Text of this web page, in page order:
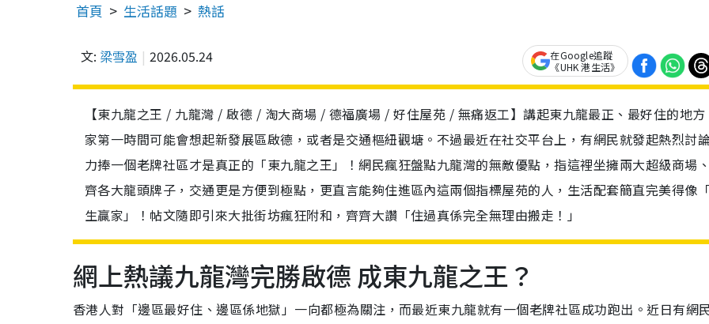
首頁 生活話題 熱話
文: 梁雪盈 2026.05.24
在Google追蹤
《UHK 港生活》
【東九龍之王 / 九龍灣 / 啟德 / 淘大商場 / 德福廣場 / 好住屋苑 / 無痛返工】講起東九龍最正、最好住的地方
家第一時間可能會想起新發展區啟德，或者是交通樞紐觀塘。不過最近在社交平台上，有網民就發起熱烈討論
力捧一個老牌社區才是真正的「東九龍之王」！網民瘋狂盤點九龍灣的無敵優點，指這裡坐擁兩大超級商場
齊各大龍頭牌子，交通更是方便到極點，更直言能夠住進區內這兩個指標屋苑的人，生活配套簡直完美得像
生贏家」！帖文隨即引來大批街坊瘋狂附和，齊齊大讚「住過真係完全無理由搬走！」
網上熱議九龍灣完勝啟德 成東九龍之王？
香港人對「邊區最好住、邊區係地獄」一向都極為關注，而最近東九龍就有一個老牌社區成功跑出。近日有網